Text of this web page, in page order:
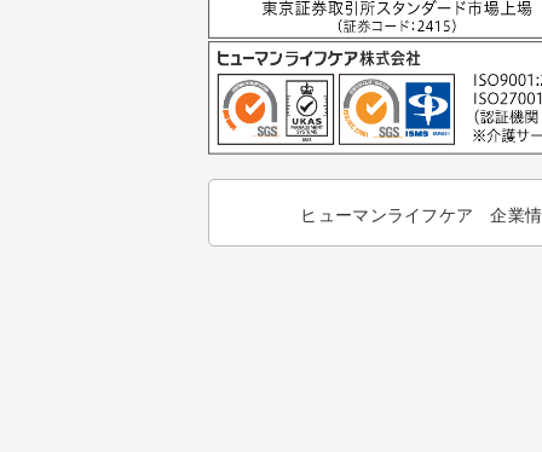
ヒューマンライフケア 企業